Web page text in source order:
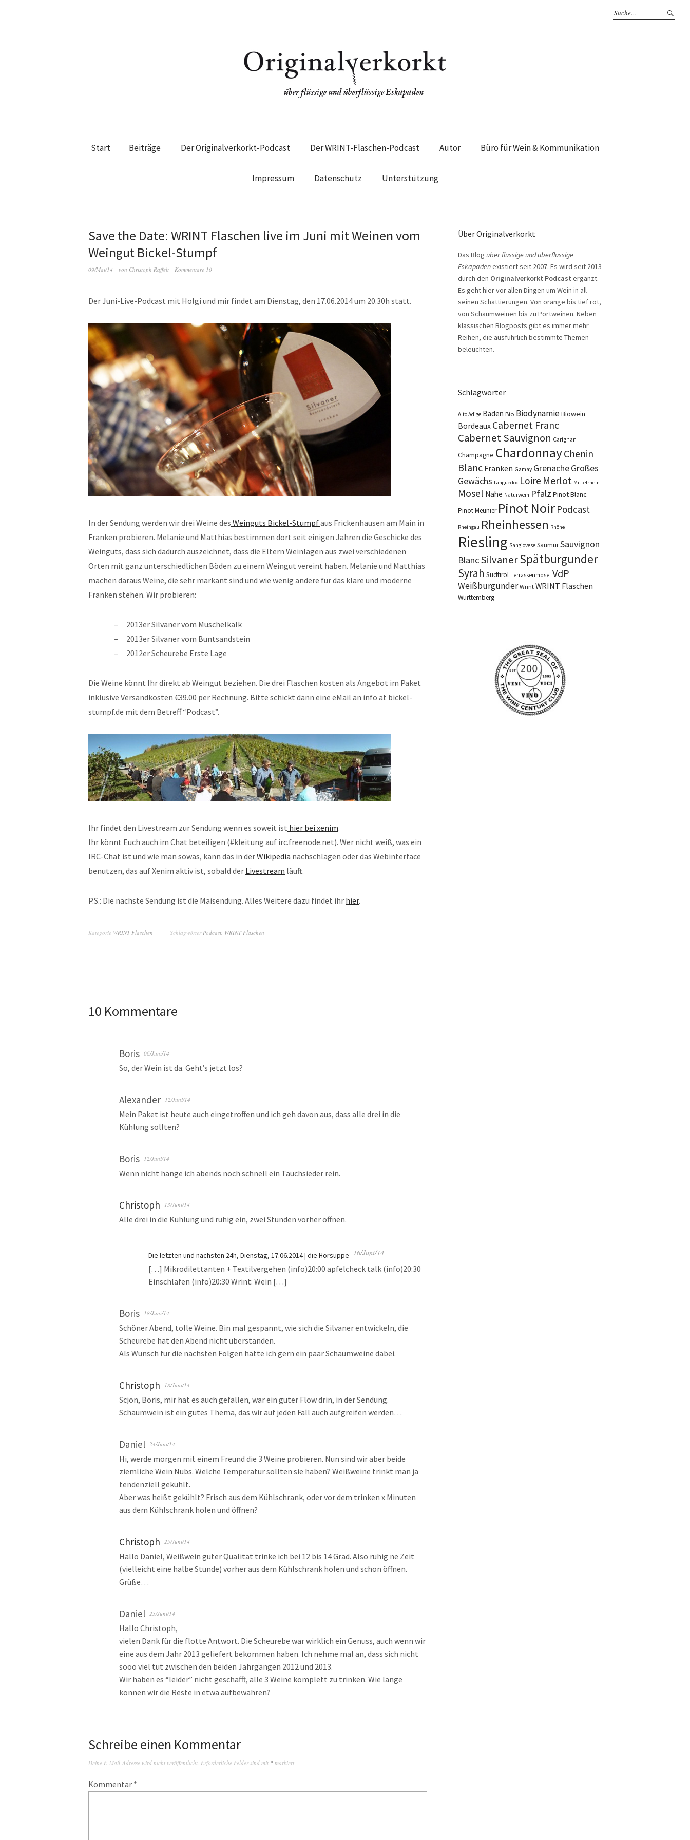
Start Beiträge Der Originalverkorkt-Podcast Der WRINT-Flaschen-Podcast Autor Büro für Wein & Kommunikation
Impressum Datenschutz Unterstützung
Save the Date: WRINT Flaschen live im Juni mit Weinen vom
Weingut Bickel-Stumpf
09/Mai/14 von Christoph Raffelt Kommentare 10
Der Juni-Live-Podcast mit Holgi und mir findet am Dienstag, den 17.06.2014 um 20.30h statt.
In der Sendung werden wir drei Weine des Weinguts Bickel-Stumpfaus Frickenhausen am Main in
Franken probieren. Melanie und Matthias bestimmen dort seit einigen Jahren die Geschicke des
Weinguts, dass sich dadurch auszeichnet, dass die Eltern Weinlagen aus zwei verschiedenen
Orten mit ganz unterschiedlichen Böden zu einem Weingut vereint haben. Melanie und Matthias
machen daraus Weine, die sehr markant sind und wie wenig andere für das klare und moderne
Franken stehen. Wir probieren:
2013er Silvaner vom Muschelkalk
2013er Silvaner vom Buntsandstein
2012er Scheurebe Erste Lage
Die Weine könnt Ihr direkt ab Weingut beziehen. Die drei Flaschen kosten als Angebot im Paket
inklusive Versandkosten €39.00 per Rechnung. Bitte schickt dann eine eMail an info ät bickel-
stumpf.de mit dem Betreff “Podcast”.
Ihr findet den Livestream zur Sendung wenn es soweit ist hier bei xenim.
Ihr könnt Euch auch im Chat beteiligen (#kleitung auf irc.freenode.net). Wer nicht weiß, was ein
IRC-Chat ist und wie man sowas, kann das in derWikipedia nachschlagen oder das Webinterface
benutzen, das auf Xenim aktiv ist, sobald der Livestream läuft.
P.S.: Die nächste Sendung ist die Maisendung. Alles Weitere dazu findet ihr hier.
Kategorie WRINT Flaschen SchlagwörterPodcast, WRINT Flaschen
10 Kommentare
Boris 06/Juni/14
So, der Wein ist da. Geht’s jetzt los?
Alexander 12/Juni/14
Mein Paket ist heute auch eingetroffen und ich geh davon aus, dass alle drei in die
Kühlung sollten?
Boris 12/Juni/14
Wenn nicht hänge ich abends noch schnell ein Tauchsieder rein.
Christoph 13/Juni/14
Alle drei in die Kühlung und ruhig ein, zwei Stunden vorher öffnen.
Die letzten und nächsten 24h, Dienstag, 17.06.2014 | die Hörsuppe 16/Juni/14
[…] Mikrodilettanten + Textilvergehen (info)20:00 apfelcheck talk (info)20:30
Einschlafen (info)20:30 Wrint: Wein […]
Boris 18/Juni/14
Schöner Abend, tolle Weine. Bin mal gespannt, wie sich die Silvaner entwickeln, die
Scheurebe hat den Abend nicht überstanden.
Als Wunsch für die nächsten Folgen hätte ich gern ein paar Schaumweine dabei.
Christoph 18/Juni/14
Scjön, Boris, mir hat es auch gefallen, war ein guter Flow drin, in der Sendung.
Schaumwein ist ein gutes Thema, das wir auf jeden Fall auch aufgreifen werden…
Daniel 24/Juni/14
Hi, werde morgen mit einem Freund die 3 Weine probieren. Nun sind wir aber beide
ziemliche Wein Nubs. Welche Temperatur sollten sie haben? Weißweine trinkt man ja
tendenziell gekühlt.
Aber was heißt gekühlt? Frisch aus dem Kühlschrank, oder vor dem trinken x Minuten
aus dem Kühlschrank holen und öffnen?
Christoph 25/Juni/14
Hallo Daniel, Weißwein guter Qualität trinke ich bei 12 bis 14 Grad. Also ruhig ne Zeit
(vielleicht eine halbe Stunde) vorher aus dem Kühlschrank holen und schon öffnen.
Grüße…
Daniel 25/Juni/14
Hallo Christoph,
vielen Dank für die flotte Antwort. Die Scheurebe war wirklich ein Genuss, auch wenn wir
eine aus dem Jahr 2013 geliefert bekommen haben. Ich nehme mal an, dass sich nicht
sooo viel tut zwischen den beiden Jahrgängen 2012 und 2013.
Wir haben es “leider” nicht geschafft, alle 3 Weine komplett zu trinken. Wie lange
können wir die Reste in etwa aufbewahren?
Schreibe einen Kommentar
Deine E-Mail-Adresse wird nicht veröffentlicht. Erforderliche Felder sind mit * markiert
Kommentar *
Über Originalverkorkt
Das Blog über flüssige und überflüssige
Eskapadenexistiert seit 2007. Es wird seit 2013
durch den Originalverkorkt Podcast ergänzt.
Es geht hier vor allen Dingen um Wein in all
seinen Schattierungen. Von orange bis tief rot,
von Schaumweinen bis zu Portweinen. Neben
klassischen Blogposts gibt es immer mehr
Reihen, die ausführlich bestimmte Themen
beleuchten.
Schlagwörter
Alto Adige Baden Bio BiodynamieBiowein
Bordeaux Cabernet Franc
Cabernet Sauvignon Carignan
Champagne ChardonnayChenin
Blanc Franken Gamay GrenacheGroßes
Gewächs Languedoc Loire Merlot Mittelrhein
Mosel Nahe Naturwein Pfalz Pinot Blanc
Pinot Meunier Pinot Noir Podcast
Rheingau Rheinhessen Rhône
Riesling Sangiovese SaumurSauvignon
BlancSilvanerSpätburgunder
Syrah Südtirol Terrassenmosel VdP
Weißburgunder Wrint WRINT Flaschen
Württemberg